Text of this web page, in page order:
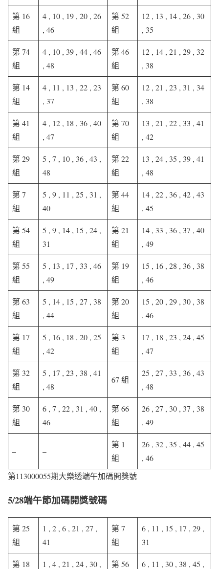
第 16
組
4 , 10 , 19 , 20 , 26
, 46
第 52
組
12 , 13 , 14 , 26 , 30
, 35
第 74
組
4 , 10 , 39 , 44 , 46
, 48
第 46
組
12 , 14 , 21 , 29 , 32
, 38
第 14
組
4 , 11 , 13 , 22 , 23
, 37
第 60
組
12 , 21 , 23 , 31 , 34
, 38
第 41
組
4 , 12 , 18 , 36 , 40
, 47
第 70
組
13 , 21 , 22 , 33 , 41
, 42
第 29
組
5 , 7 , 10 , 36 , 43 ,
48
第 22
組
13 , 24 , 35 , 39 , 41
, 48
第 7
組
5 , 9 , 11 , 25 , 31 ,
40
第 44
組
14 , 22 , 36 , 42 , 43
, 45
第 54
組
5 , 9 , 14 , 15 , 24 ,
31
第 21
組
14 , 33 , 36 , 37 , 40
, 49
第 55
組
5 , 13 , 17 , 33 , 46
, 49
第 19
組
15 , 16 , 28 , 36 , 38
, 46
第 63
組
5 , 14 , 15 , 27 , 38
, 44
第 20
組
15 , 20 , 29 , 30 , 38
, 46
第 17
組
5 , 16 , 18 , 20 , 25
, 42
第 3
組
17 , 18 , 23 , 24 , 45
, 47
第 32
組
5 , 17 , 23 , 38 , 41
, 48
67 組
25 , 27 , 33 , 36 , 43
, 48
第 30
組
6 , 7 , 22 , 31 , 40 ,
46
第 66
組
26 , 27 , 30 , 37 , 38
, 49
– –
第 1
組
26 , 32 , 35 , 44 , 45
, 46
第113000055期大樂透端午加碼開獎號
5/28端午節加碼開獎號碼
第 25
組
1 , 2 , 6 , 21 , 27 ,
41
第 7
組
6 , 11 , 15 , 17 , 29 ,
31
第 18 1 , 4 , 21 , 24 , 30 , 第 56 6 , 11 , 30 , 38 , 45 ,